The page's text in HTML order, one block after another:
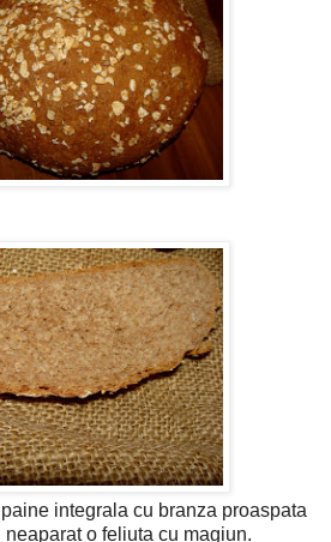
integrala cu branza proaspata
o feliuta cu magiun.